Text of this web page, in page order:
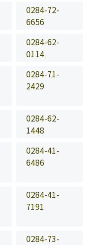
0284-72-
6656
0284-62-
0114
0284-71-
2429
0284-62-
1448
0284-41-
6486
0284-41-
7191
0284-73-